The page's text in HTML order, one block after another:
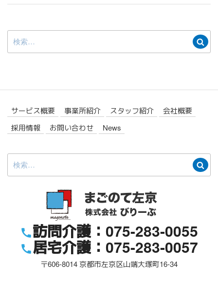
検
索:
検
索
サービス概要 事業所紹介 スタッフ紹介
会社概要
採用情報
お問い合わせ News
検
索:
検
索
訪問介護：075-283-0055
居宅介護：075-283-0057
〒606-8014京都市左京区山端大塚町16-34